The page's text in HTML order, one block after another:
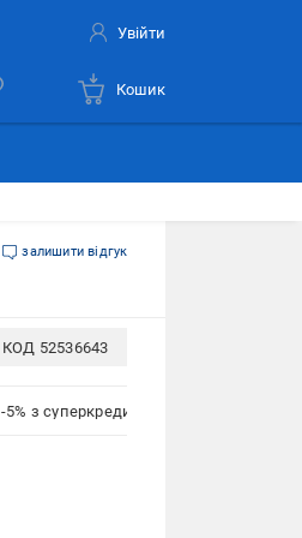
Увійти
Кошик
залишити відгук
КОД 52536643
-5% з суперкредиткою VISA Вигода